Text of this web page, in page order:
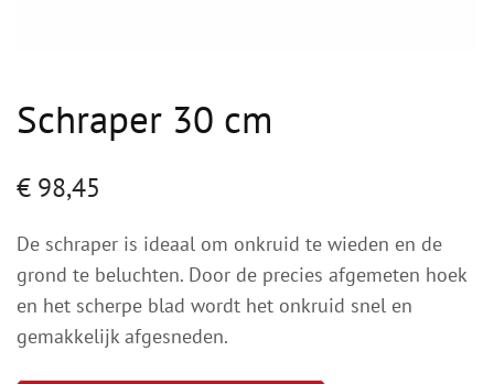
Schraper 30 cm
€ 98,45
De schraper is ideaal om onkruid te wieden en de
grond te beluchten. Door de precies afgemeten hoek
en het scherpe blad wordt het onkruid snel en
gemakkelijk afgesneden.